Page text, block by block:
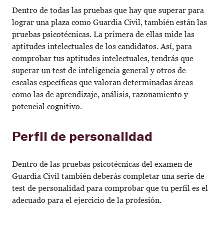
Dentro de todas las pruebas que hay que superar para
lograr una plaza como Guardia Civil, también están las
pruebas psicotécnicas. La primera de ellas mide las
aptitudes intelectuales de los candidatos. Así, para
comprobar tus aptitudes intelectuales, tendrás que
superar un test de inteligencia general y otros de
escalas específicas que valoran determinadas áreas
como las de aprendizaje, análisis, razonamiento y
potencial cognitivo.
Perfil de personalidad
Dentro de las pruebas psicotécnicas del examen de
Guardia Civil también deberás completar una serie de
test de personalidad para comprobar que tu perfil es el
adecuado para el ejercicio de la profesión.